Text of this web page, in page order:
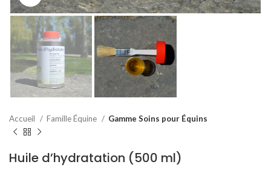
Accueil Famille Équine Gamme Soins pour Équins
Huile d’hydratation (500 ml)